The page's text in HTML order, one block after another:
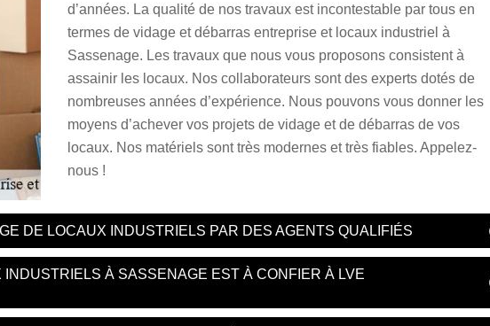
d’années. La qualité de nos travaux est incontestable par tous en
termes de vidage et débarras entreprise et locaux industriel à
Sassenage. Les travaux que nous vous proposons consistent à
assainir les locaux. Nos collaborateurs sont des experts dotés de
nombreuses années d’expérience. Nous pouvons vous donner les
moyens d’achever vos projets de vidage et de débarras de vos
locaux. Nos matériels sont très modernes et très fiables. Appelez-
nous !
DE LOCAUX INDUSTRIELS PAR DES AGENTS QUALIFIÉS
INDUSTRIELS À SASSENAGE EST À CONFIER À LVE